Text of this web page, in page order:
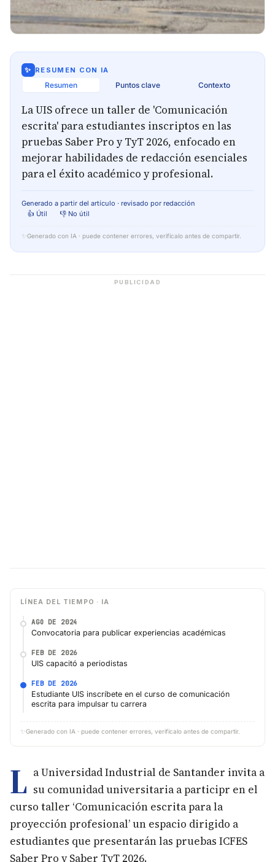
✨ RESUMEN CON IA
Resumen Puntos clave Contexto
La UIS ofrece un taller de 'Comunicación
escrita' para estudiantes inscriptos en las
pruebas Saber Pro y TyT 2026, enfocado en
mejorar habilidades de redacción esenciales
para el éxito académico y profesional.
Generado a partir del artículo · revisado por redacción
👍 Útil
👎 No útil
✨ Generado con IA · puede contener errores, verifícalo antes de compartir.
PUBLICIDAD
LÍNEA DEL TIEMPO · IA
AGO DE 2024
Convocatoria para publicar experiencias académicas
FEB DE 2026
UIS capacitó a periodistas
FEB DE 2026
Estudiante UIS inscríbete en el curso de comunicación
escrita para impulsar tu carrera
✨ Generado con IA · puede contener errores, verifícalo antes de compartir.
L a Universidad Industrial de Santander invita a
su comunidad universitaria a participr en el
curso taller ‘Comunicación escrita para la
proyección profesional’ un espacio dirigido a
estudiantes que presentarán las pruebas ICFES
Saber Pro y Saber TyT 2026.